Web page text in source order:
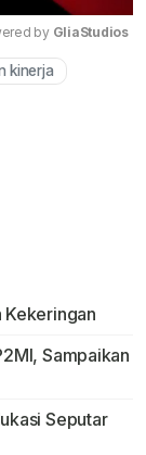
Mute
by GliaStudios
kinerja
Kekeringan
Sampaikan
Seputar